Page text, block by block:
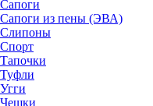
Сапоги
Сапоги из пены (ЭВА)
Слипоны
Спорт
Тапочки
Туфли
Угги
Чешки